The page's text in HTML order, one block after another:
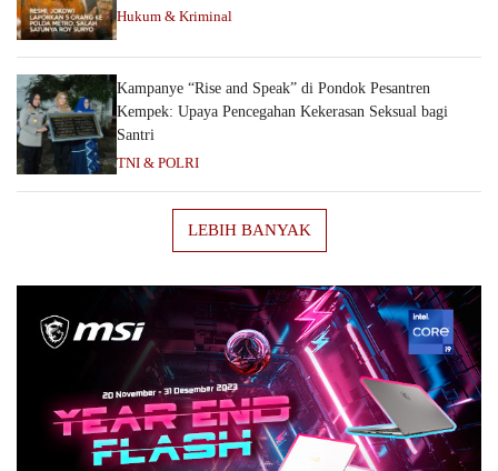
Hukum & Kriminal
Kampanye “Rise and Speak” di Pondok Pesantren
Kempek: Upaya Pencegahan Kekerasan Seksual bagi
Santri
TNI & POLRI
LEBIH BANYAK